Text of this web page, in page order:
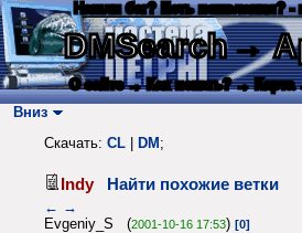
Нашли баг? Есть пожелания? -
DMSearch→
О сайте → Как искать? → Карта
Вниз
Скачать: CL DM ;
Indy Найти похожие ветки
← →
Evgeniy_S (2001-10-16 17:53) [0]